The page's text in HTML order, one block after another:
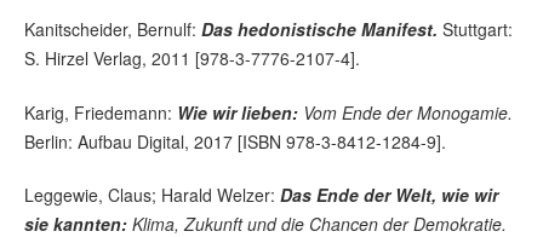
Kanitscheider, Bernulf: Das hedonistische Manifest. Stuttgart:
S. Hirzel Verlag, 2011 [978-3-7776-2107-4].
Karig, Friedemann: Wie wir lieben: Vom Ende der Monogamie.
Berlin: Aufbau Digital, 2017 [ISBN 978-3-8412-1284-9].
Leggewie, Claus; Harald Welzer: Das Ende der Welt, wie wir
sie kannten: Klima, Zukunft und die Chancen der Demokratie.